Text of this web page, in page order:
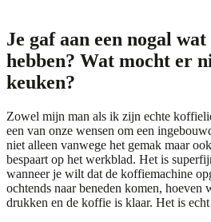
Je gaf aan een nogal wat
hebben? Wat mocht er
keuken?
Zowel mijn man als ik zijn echte
een van onze wensen om een
niet alleen vanwege het gemak maar
bespaart op het werkblad. Het is
wanneer je wilt dat de koffiemachine
ochtends naar beneden komen, hoeven
drukken en de koffie is klaar. Het is echt